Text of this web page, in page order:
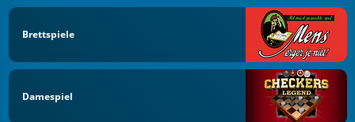
Brettspiele
Damespiel